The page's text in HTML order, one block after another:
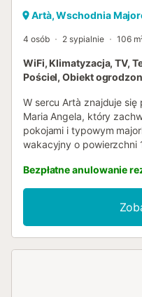
Artà, Wschodnia
4 osób 2 sypialnie 106
WiFi, Klimatyzacja, TV,
Pościel, Obiekt
W sercu Artà znajduje
Maria Angela, który
pokojami i typowym
wakacyjny o powierzchni
sypialni oraz 2 łazienek i
Zakwaterowanie jest
osób. Udogodnienia
prędkości ponad 200
zasięg telefonu
Bezpłatne anulowanie